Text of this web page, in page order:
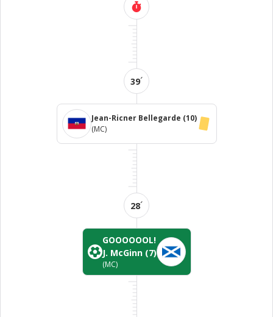
39´
Jean-Ricner Bellegarde (10)
(MC)
28´
GOOOOOOL!
J. McGinn (7)
(MC)